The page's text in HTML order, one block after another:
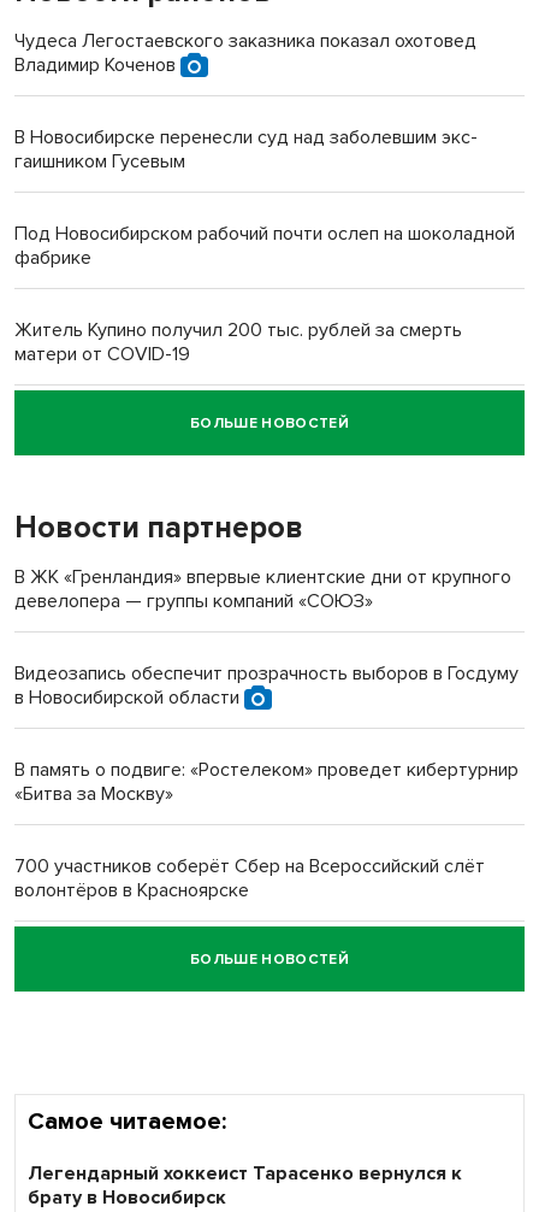
Чудеса Легостаевского заказника показал охотовед
Владимир Коченов
В Новосибирске перенесли суд над заболевшим экс-
гаишником Гусевым
Под Новосибирском рабочий почти ослеп на шоколадной
фабрике
Житель Купино получил 200 тыс. рублей за смерть
матери от COVID-19
Новосибирский суд наказал водителя за смерть
пенсионерки на вокзале
«Мы живём на пастбище!»: в новосибирском селе лошади
терроризируют жителей
Новосибирский преподаватель с женой вошли в топ-16
БОЛЬШЕ НОВОСТЕЙ
Новости партнеров
В ЖК «Гренландия» впервые клиентские дни от крупного
девелопера — группы компаний «СОЮЗ»
Видеозапись обеспечит прозрачность выборов в Госдуму
в Новосибирской области
В память о подвиге: «Ростелеком» проведет кибертурнир
«Битва за Москву»
700 участников соберёт Сбер на Всероссийский слёт
волонтёров в Красноярске
Честный выбор: видеонаблюдение обеспечит
объективность результатов ЕДГ в Новосибирской
БОЛЬШЕ НОВОСТЕЙ
Самое читаемое:
Легендарный хоккеист Тарасенко вернулся к
брату в Новосибирск